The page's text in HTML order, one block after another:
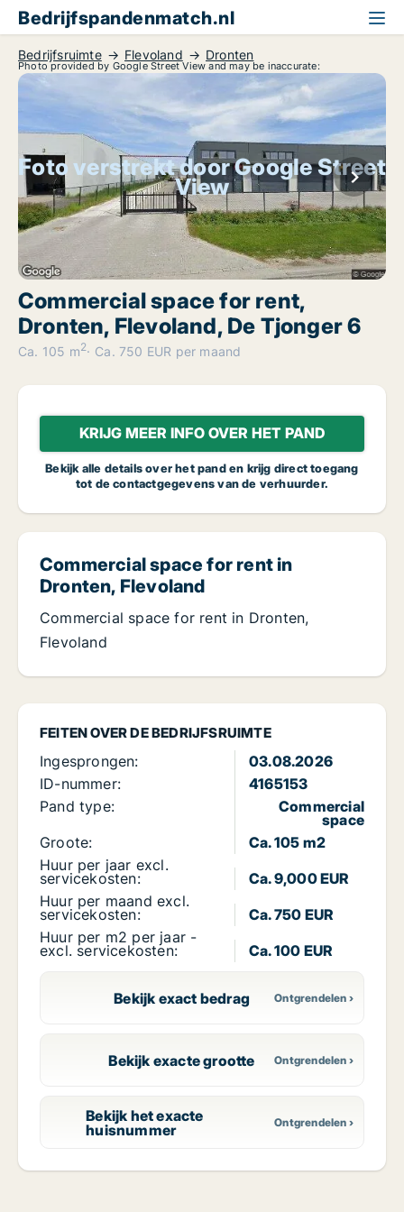
Bedrijfspandenmatch.nl
Bedrijfsruimte Flevoland Dronten
Photo provided by Google Street View and may be inaccurate:
Foto verstrekt door Google Street
View
Commercial space for rent,
Dronten, Flevoland, De Tjonger 6
Ca. 105 m2 Ca. 750 EUR per maand
KRIJG MEER INFO OVER HET PAND
Bekijk alle details over het pand en krijg direct toegang
tot de contactgegevens van de verhuurder.
FEITEN OVER DE BEDRIJFSRUIMTE
Ingesprongen:
03.08.2026
ID-nummer:
4165153
Pand type:
Commercial
space
Groote:
Ca. 105 m2
Huur per jaar excl.
servicekosten:
Ca. 9,000 EUR
Huur per maand excl.
servicekosten:
Ca. 750 EUR
Huur per m2 per jaar -
excl. servicekosten: Ca. 100 EUR
Bekijk exact bedrag
Bekijk exacte grootte
Bekijk het exacte
huisnummer
Commercial space for rent in
Dronten, Flevoland
Commercial space for rent in Dronten,
Flevoland